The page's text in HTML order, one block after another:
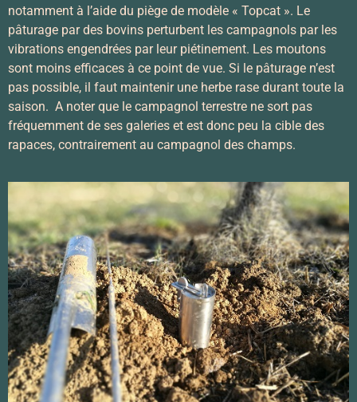
notamment à l’aide du piège de modèle « Topcat ». Le
pâturage par des bovins perturbent les campagnols par les
vibrations engendrées par leur piétinement. Les moutons
sont moins efficaces à ce point de vue. Si le pâturage n’est
pas possible, il faut maintenir une herbe rase durant toute la
saison. A noter que le campagnol terrestre ne sort pas
fréquemment de ses galeries et est donc peu la cible des
rapaces, contrairement au campagnol des champs.